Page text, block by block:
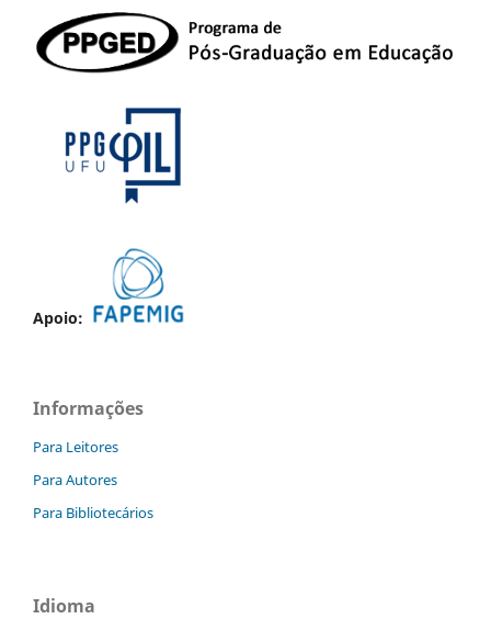
Apoio:
Informações
Para Leitores
Para Autores
Para Bibliotecários
Idioma